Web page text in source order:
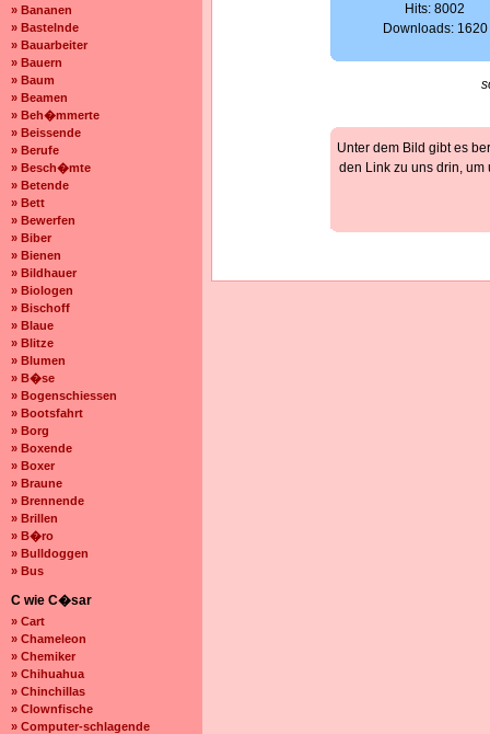
» Bananen
» Bastelnde
» Bauarbeiter
» Bauern
» Baum
» Beamen
» Beh�mmerte
» Beissende
» Berufe
» Besch�mte
» Betende
» Bett
» Bewerfen
» Biber
» Bienen
» Bildhauer
» Biologen
» Bischoff
» Blaue
» Blitze
» Blumen
» B�se
» Bogenschiessen
» Bootsfahrt
» Borg
» Boxende
» Boxer
» Braune
» Brennende
» Brillen
» B�ro
» Bulldoggen
» Bus
C wie C�sar
» Cart
» Chameleon
» Chemiker
» Chihuahua
» Chinchillas
» Clownfische
» Computer-schlagende
Hits: 8002
Downloads: 1620
Unter dem Bild gibt es
den Link zu uns drin,